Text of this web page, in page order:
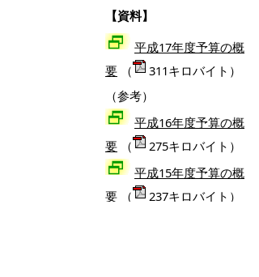
【資料】
平成17年度予算の概
要 （
311キロバイト）
（参考）
平成16年度予算の概
要 （
275キロバイト）
平成15年度予算の概
要 （ 237キロバイト）